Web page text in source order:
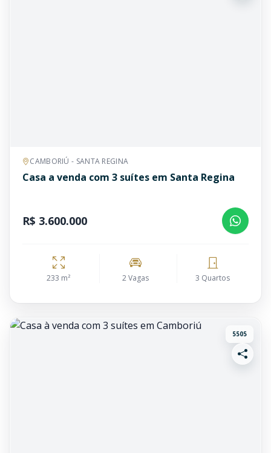
CAMBORIÚ - SANTA REGINA
Casa a venda com 3 suítes em Santa Regina
R$ 3.600.000
233 m² 2 Vagas 3 Quartos
5505